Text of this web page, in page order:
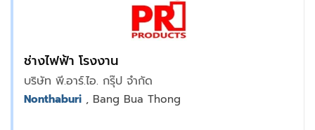
ช่างไฟฟ้า โรงงาน
บริษัท พี.อาร์.ไอ. กรุ๊ป จำกัด
Nonthaburi , Bang Bua Thong